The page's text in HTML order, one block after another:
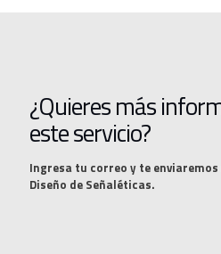
¿Quieres más
este servicio?
Ingresa tu correo y te
Diseño de Señaléticas.